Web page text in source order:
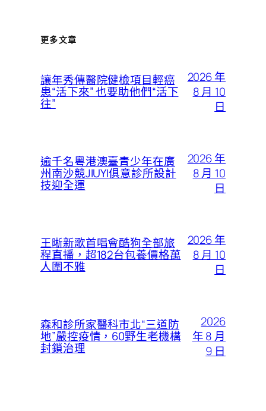
更多文章
讓年秀傳醫院健檢項目輕癌
患“活下來” 也要助他們“活下
往”
2026 年
8 月 10
日
逾千名粵港澳臺青少年在廣
州南沙競JIUYI俱意診所設計
技迎全運
2026 年
8 月 10
日
王晰新歌首唱會酷狗全部旅
程直播，超182台包養價格萬
人圍不雅
2026 年
8 月 10
日
森和診所家醫科市北“三道防
地”嚴控疫情，60野生老機構
封鎖治理
2026
年 8 月
9 日